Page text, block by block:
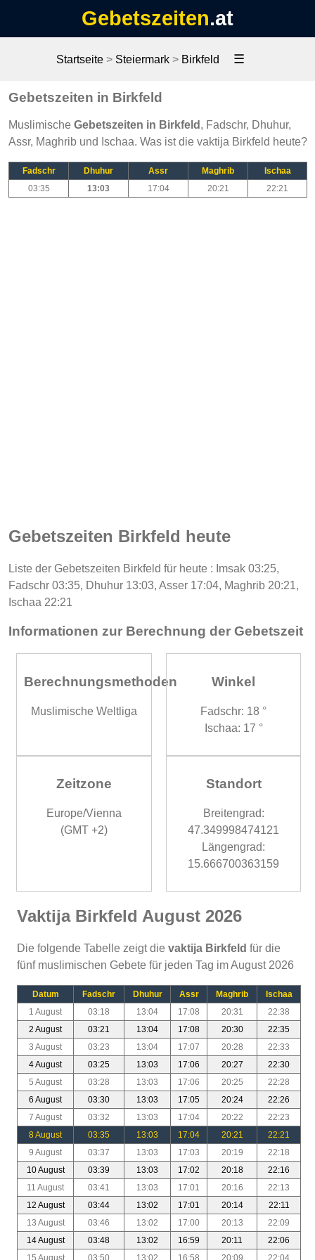
Gebetszeiten.at
Startseite > Steiermark > Birkfeld ☰
Gebetszeiten in Birkfeld
Muslimische Gebetszeiten in Birkfeld , Fadschr, Dhuhur,
Assr, Maghrib und Ischaa. Was ist die vaktija Birkfeld heute?
Fadschr Dhuhur Assr Maghrib
Ischaa
03:35
13:03 17:04 20:21 22:21
Gebetszeiten Birkfeld heute
Liste der Gebetszeiten Birkfeld für heute : Imsak 03:25,
Fadschr 03:35, Dhuhur 13:03, Asser 17:04, Maghrib 20:21,
Ischaa 22:21
Informationen zur Berechnung der Gebetszeit
Berechnungsmethoden
Muslimische Weltliga
Winkel
Fadschr: 18 °
Ischaa: 17 °
Zeitzone
Europe/Vienna
(GMT +2)
Standort
Breitengrad:
47.349998474121
Längengrad:
15.666700363159
Vaktija Birkfeld August 2026
Die folgende Tabelle zeigt die vaktija Birkfeld für die
fünf muslimischen Gebete für jeden Tag im August 2026
Datum Fadschr Dhuhur Assr Maghrib
Ischaa
1 August
03:18 13:04 17:08 20:31
22:38
2 August
03:21 13:04 17:08 20:30
22:35
3 August
03:23 13:04 17:07 20:28
22:33
4 August
03:25 13:03 17:06 20:27
22:30
5 August
03:28 13:03 17:06 20:25
22:28
6 August
03:30 13:03 17:05 20:24
22:26
7 August
03:32 13:03 17:04 20:22
22:23
8 August
03:35 13:03 17:04 20:21
22:21
9 August
03:37 13:03 17:03 20:19
22:18
10 August
03:39 13:03 17:02 20:18
22:16
11 August
03:41 13:03 17:01 20:16
22:13
12 August
03:44 13:02 17:01 20:14
22:11
13 August
03:46 13:02 17:00 20:13
22:09
14 August
03:48 13:02 16:59 20:11
22:06
15 August
03:50 13:02 16:58 20:09 22:04